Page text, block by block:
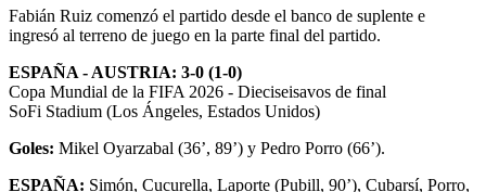
Fabián Ruiz comenzó el partido desde el banco de suplente e
ingresó al terreno de juego en la parte final del partido.
ESPAÑA - AUSTRIA: 3-0 (1-0)
Copa Mundial de la FIFA 2026 - Dieciseisavos de final
SoFi Stadium (Los Ángeles, Estados Unidos)
Goles: Mikel Oyarzabal (36’, 89’) y Pedro Porro (66’).
ESPAÑA: Simón, Cucurella, Laporte (Pubill, 90’), Cubarsí, Porro,